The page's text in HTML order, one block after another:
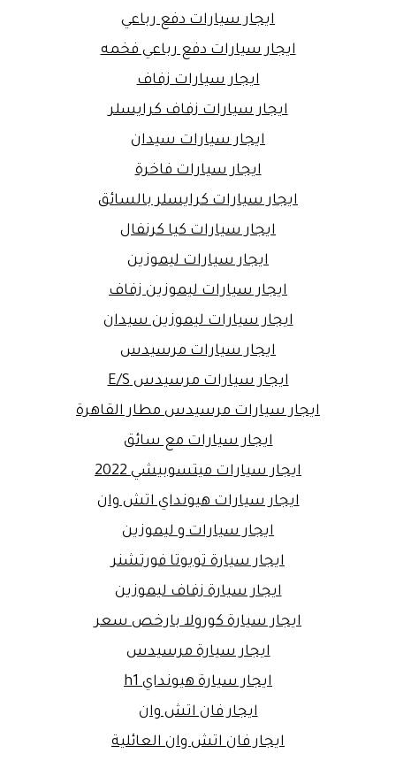
ايجار سيارات دفع رباعي
ايجار سيارات دفع رباعي فخمه
ايجار سيارات زفاف
ايجار سيارات زفاف كرايسلر
ايجار سيارات سيدان
ايجار سيارات فاخرة
ايجار سيارات كرايسلر بالسائق
ايجار سيارات كيا كرنفال
ايجار سيارات ليموزين
ايجار سيارات ليموزين زفاف
ايجار سيارات ليموزين سيدان
ايجار سيارات مرسيدس
ايجار سيارات مرسيدس E/S
ايجار سيارات مرسيدس مطار القاهرة
ايجار سيارات مع سائق
ايجار سيارات ميتسوبيشي 2022
ايجار سيارات هيونداي اتش وان
ايجار سيارات و ليموزين
ايجار سيارة تويوتا فورتشنر
ايجار سيارة زفاف ليموزين
ايجار سيارة كورولا بارخص سعر
ايجار سيارة مرسيدس
ايجار سيارة هيونداي h1
ايجار فان اتش وان
ايجار فان اتش وان العائلية